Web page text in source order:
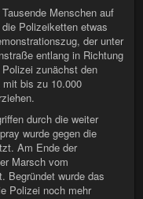
Menschen auf
Polizeiketten etwas
der unter
entlang in Richtung
zunächst den
bis zu 10.000
durch die weiter
wurde gegen die
Am Ende der
Marsch vom
Begründet wurde das
Polizei noch mehr